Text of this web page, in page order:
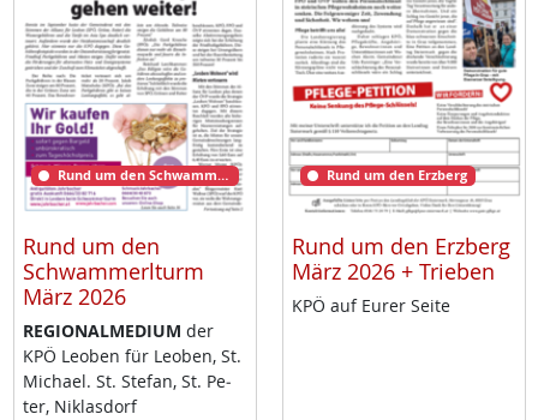
Rund um den Schwammerlturm
Rund um den
Schwammerlturm
März 2026
RE­GIO­NAL­ME­DI­UM der
KPÖ Leo­ben für Leo­ben, St.
Mi­cha­el. St. Ste­fan, St. Pe­
ter, Niklas­dorf
Rund um den Erzberg
Rund um den Erzberg
März 2026 + Trieben
KPÖ auf Eu­rer Sei­te